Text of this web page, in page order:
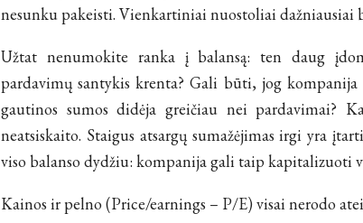
nesunku pakeisti. Vienkartiniai nuostoliai dažniausiai
Užtat nenumokite ranka į balansą: ten daug
pardavimų santykis krenta? Gali būti, jog
gautinos sumos didėja greičiau nei pardavimai?
neatsiskaito. Staigus atsargų sumažėjimas irgi yra
viso balanso dydžiu: kompanija gali taip kapitalizuoti
Kainos ir pelno (Price/earnings – P/E) visai nerodo